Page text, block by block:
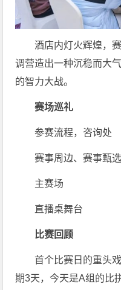
酒店内灯火辉煌，
调营造出一种沉稳而大
的智力大战。
赛场巡礼
参赛流程，咨询处
赛事周边、赛事甄
主赛场
直播桌舞台
比赛回顾
首个比赛日的重头
期3天，今天是A组的比